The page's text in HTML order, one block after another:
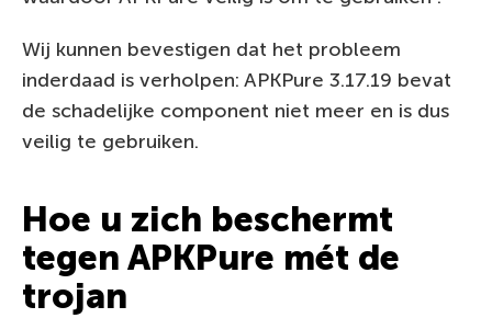
Wij kunnen bevestigen dat het probleem
inderdaad is verholpen: APKPure 3.17.19 bevat
de schadelijke component niet meer en is dus
veilig te gebruiken.
Hoe u zich beschermt
tegen APKPure mét de
trojan